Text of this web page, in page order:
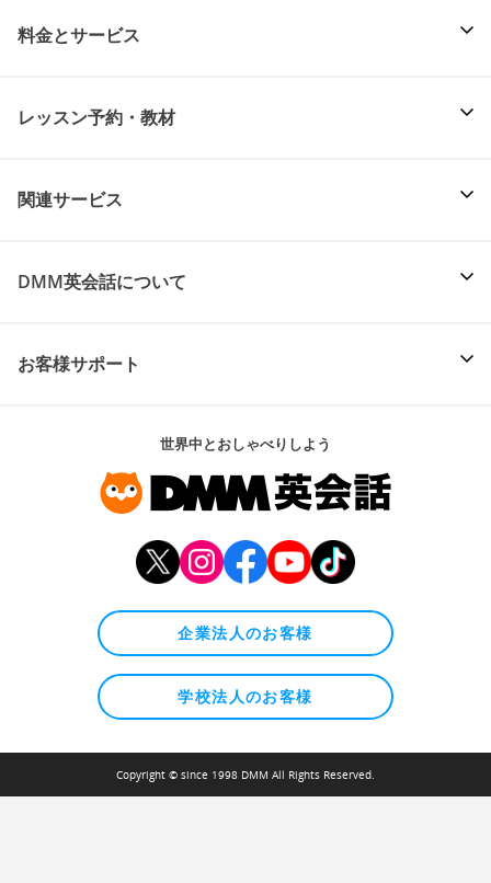
料金とサービス
レッスン予約・教材
関連サービス
DMM英会話について
お客様サポート
世界中とおしゃべりしよう
企業法人のお客様
学校法人のお客様
Copyright © since 1998 DMM All Rights Reserved.